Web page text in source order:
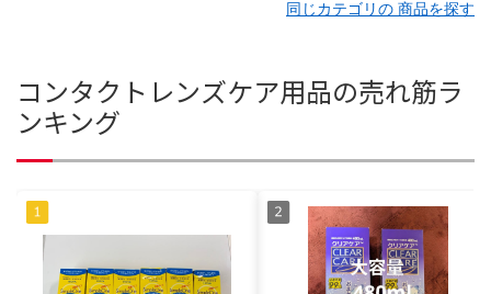
同じカテゴリの 商品を探す
コンタクトレンズケア用品の売れ筋ラ
ンキング